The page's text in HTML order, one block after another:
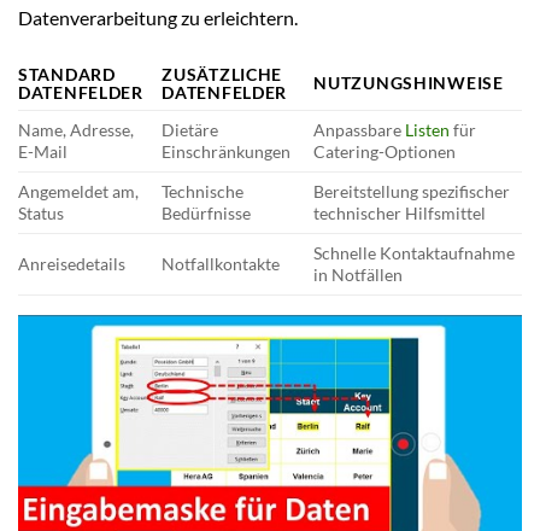
Datenverarbeitung zu erleichtern.
STANDARD
DATENFELDER
ZUSÄTZLICHE
DATENFELDER
NUTZUNGSHINWEISE
Name, Adresse,
E-Mail
Dietäre
Einschränkungen
Anpassbare Listen für
Catering-Optionen
Angemeldet am,
Status
Technische
Bedürfnisse
Bereitstellung spezifischer
technischer Hilfsmittel
Anreisedetails Notfallkontakte
Schnelle Kontaktaufnahme
in Notfällen